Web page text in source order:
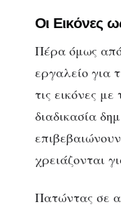
Οι Εικόνες
Πέρα όμως
εργαλείο για
τις εικόνες
διαδικασία
χρειάζονται
Πατώντας σε